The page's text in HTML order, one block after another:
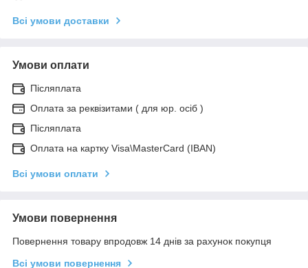
Всі умови доставки
Умови оплати
Післяплата
Оплата за реквізитами ( для юр. осіб )
Післяплата
Оплата на картку Visa\MasterCard (IBAN)
Всі умови оплати
Умови повернення
Повернення товару впродовж 14 днів за рахунок покупця
Всі умови повернення